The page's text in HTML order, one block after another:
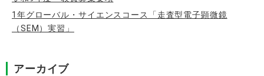
1年グローバル・サイエンスコース「走査型電子顕微鏡
（SEM）実習」
アーカイブ